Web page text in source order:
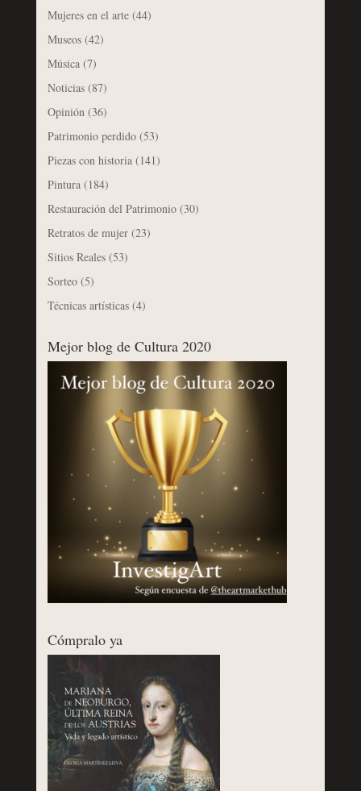
Mujeres en el arte(44)
Museos(42)
Música(7)
Noticias(87)
Opinión(36)
Patrimonio perdido(53)
Piezas con historia(141)
Pintura(184)
Restauración del Patrimonio(30)
Retratos de mujer(23)
Sitios Reales(53)
Sorteo(5)
Técnicas artísticas(4)
Mejor blog de Cultura 2020
Cómpralo ya